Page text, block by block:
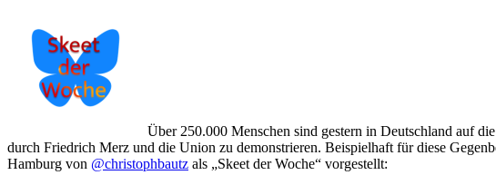
Über 250.000 Menschen sind gestern in Deutschland auf
durch Friedrich Merz und die Union zu demonstrieren. Beispielhaft für diese
Hamburg von @christophbautz als „Skeet der Woche“ vorgestellt: